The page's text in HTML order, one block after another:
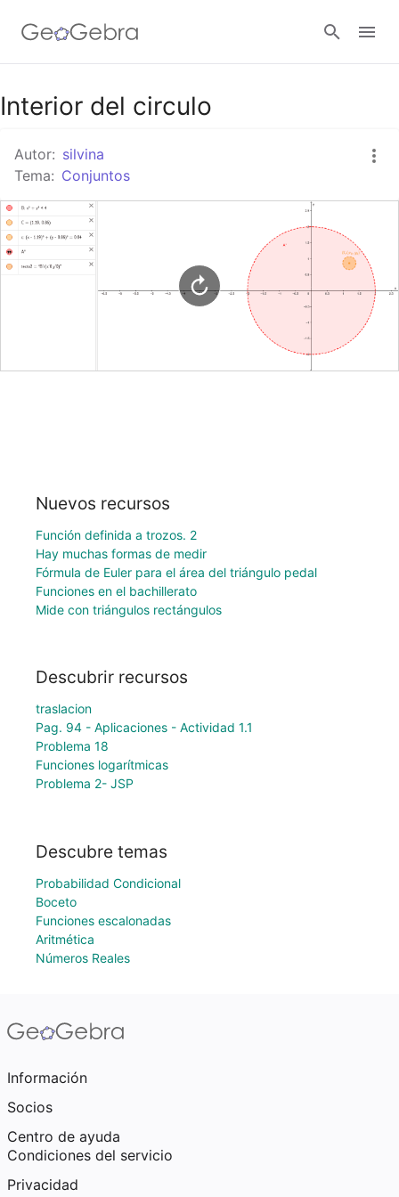
Google Classroom
GeoGebra Classroom
Interior del circulo
Autor: silvina
Tema: Conjuntos
Nuevos recursos
Función definida a trozos. 2
Hay muchas formas de medir
Fórmula de Euler para el área del triángulo pedal
Funciones en el bachillerato
Mide con triángulos rectángulos
Descubrir recursos
traslacion
Pag. 94 - Aplicaciones - Actividad 1.1
Problema 18
Funciones logarítmicas
Problema 2- JSP
Descubre temas
Probabilidad Condicional
Boceto
Funciones escalonadas
Aritmética
Números Reales
Información
Socios
Centro de ayuda
Condiciones del servicio
Privacidad